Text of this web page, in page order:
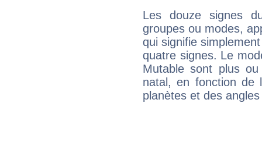
Les douze signes
groupes ou modes,
qui signifie
quatre signes. Le
Mutable sont plus
natal, en fonction de
planètes et des